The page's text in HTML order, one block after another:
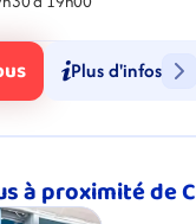
Plus d'infos
à proximité de